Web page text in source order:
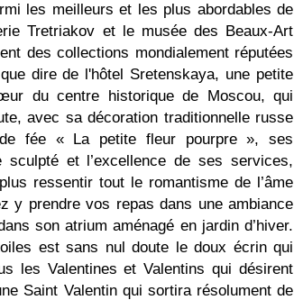
les meilleurs et les plus abordables de
Tretriakov et le musée des Beaux-Art
des collections mondialement réputées
dire de l'hôtel Sretenskaya, une petite
du centre historique de Moscou, qui
avec sa décoration traditionnelle russe
fée « La petite fleur pourpre », ses
sculpté et l’excellence de ses services,
ressentir tout le romantisme de l’âme
y prendre vos repas dans une ambiance
son atrium aménagé en jardin d’hiver.
est sans nul doute le doux écrin qui
les Valentines et Valentins qui désirent
Saint Valentin qui sortira résolument de